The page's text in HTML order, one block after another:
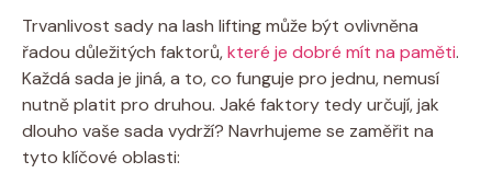
Trvanlivost sady na lash lifting může být ovlivněna
řadou důležitých faktorů,které je dobré mít na paměti.
Každá sada je jiná, a to, co funguje pro jednu, nemusí
nutně platit pro druhou. Jaké faktory tedy určují, jak
dlouho vaše sada vydrží? Navrhujeme se zaměřit na
tyto klíčové oblasti: